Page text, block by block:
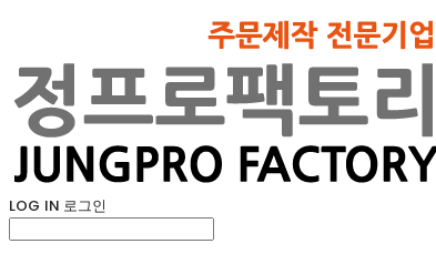
LOG IN 로그인